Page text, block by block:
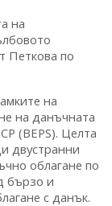
на
Петкова по
на
на данъчната
(BEPS). Целта
двустранни
облагане по
бързо и
с данък.